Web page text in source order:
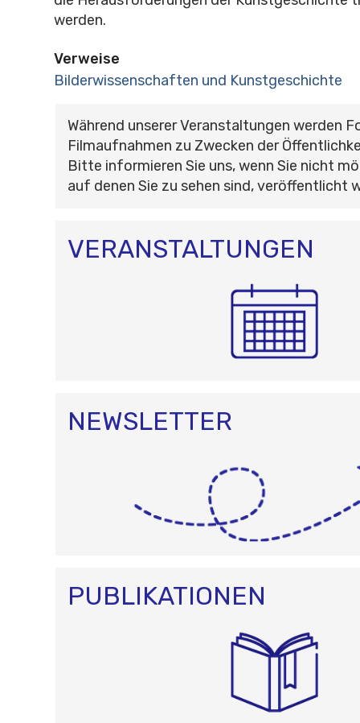
werden.
Verweise
Bilderwissenschaften und Kunstgeschichte
Während unserer Veranstaltungen werden
Filmaufnahmen zu Zwecken der
Bitte informieren Sie uns, wenn Sie nicht
auf denen Sie zu sehen sind, veröffentlicht
VERANSTALTUNGEN
NEWSLETTER
PUBLIKATIONEN